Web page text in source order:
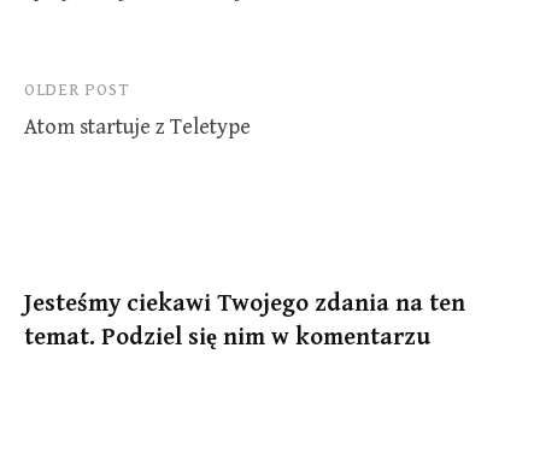
Post
navigation
OLDER POST
Atom startuje z Teletype
Jesteśmy ciekawi Twojego zdania na ten
temat. Podziel się nim w komentarzu